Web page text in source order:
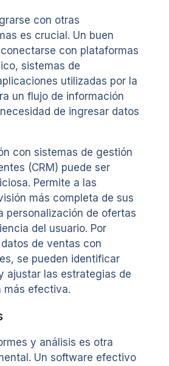
con otras
es crucial. Un buen
con plataformas
sistemas de
utilizadas por la
un flujo de información
de ingresar datos
con sistemas de gestión
(CRM) puede ser
Permite a las
más completa de sus
personalización de ofertas
del usuario. Por
de ventas con
se pueden identificar
ajustar las estrategias de
más efectiva.
y análisis es otra
Un software efectivo